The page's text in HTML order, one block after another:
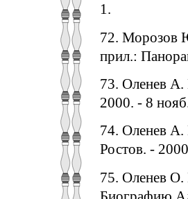
1.
72. Морозов
прил.:
73. Оленев
2000. - 8
74. Оленев А.
Ростов. -
75. Оленев О.